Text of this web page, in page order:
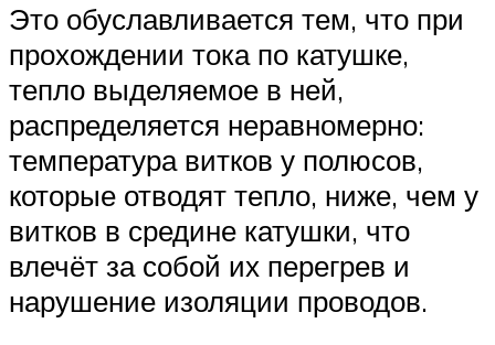
Это обуславливается тем, что при
прохождении тока по катушке,
тепло выделяемое в ней,
распределяется неравномерно:
температура витков у полюсов,
которые отводят тепло, ниже, чем у
витков в средине катушки, что
влечёт за собой их перегрев и
нарушение изоляции проводов.